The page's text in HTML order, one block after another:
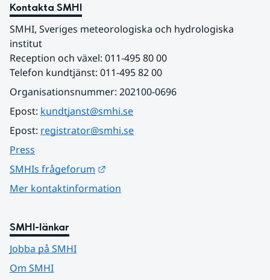
Kontakta SMHI
SMHI, Sveriges meteorologiska och hydrologiska
institut
Reception och växel: 011-495 80 00
Telefon kundtjänst: 011-495 82 00
Organisationsnummer: 202100-0696
Epost: kundtjanst@smhi.se
Epost: registrator@smhi.se
Press
SMHIs frågeforum
Mer kontaktinformation
SMHI-länkar
Jobba på SMHI
Om SMHI